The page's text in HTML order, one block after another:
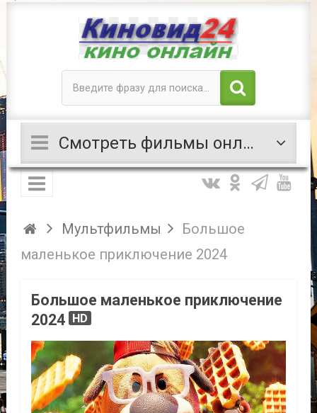
Смотреть фильмы онлайн
Мультфильмы
Большое
маленькое приключение 2024
Большое маленькое приключение
2024 HD